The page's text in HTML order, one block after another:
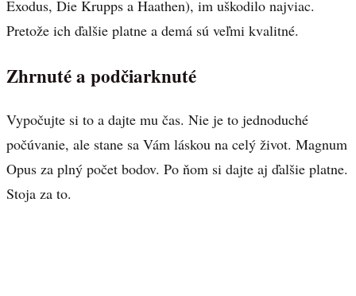
Exodus, Die Krupps a Haathen), im uškodilo najviac.
Pretože ich ďalšie platne a demá sú veľmi kvalitné.
Zhrnuté a podčiarknuté
Vypočujte si to a dajte mu čas. Nie je to jednoduché
počúvanie, ale stane sa Vám láskou na celý život. Magnum
Opus za plný počet bodov. Po ňom si dajte aj ďalšie platne.
Stoja za to.